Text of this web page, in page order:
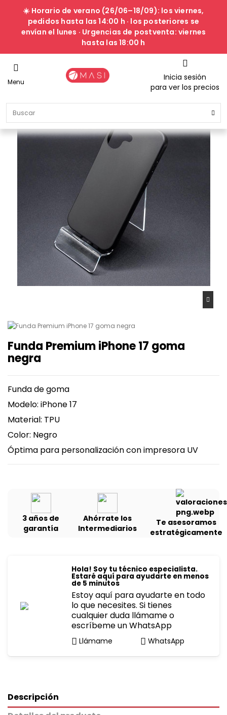
☀️ Horario de verano (26/06–18/09): los viernes,
pedidos hasta las 14:00 h · los posteriores se
envían el lunes · Urgencias de postventa: viernes
hasta las 18:00 h
Menu
Inicia sesión
para ver los precios
Funda Premium iPhone 17 goma
negra
Funda de goma
Modelo: iPhone 17
Material: TPU
Color: Negro
Óptima para personalización con impresora UV
3 años de
garantía
Ahórrate los
Intermediarios
Te asesoramos
estratégicamente
Hola! Soy tu técnico especialista.
Estaré aquí para ayudarte en menos
de 5 minutos
Estoy aquí para ayudarte en todo
lo que necesites. Si tienes
cualquier duda llámame o
escríbeme un WhatsApp
Llámame WhatsApp
Descripción